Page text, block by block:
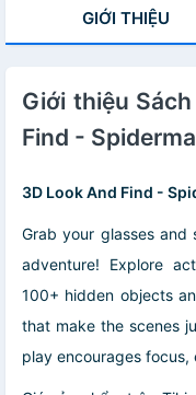
GIỚI THIỆU
Giới thiệu
Find -
3D Look And Find -
Grab your glasses and
adventure! Explore
100+ hidden objects
that make the scenes
play encourages focus,